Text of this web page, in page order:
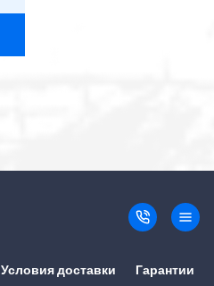
Условия доставки Гарантии